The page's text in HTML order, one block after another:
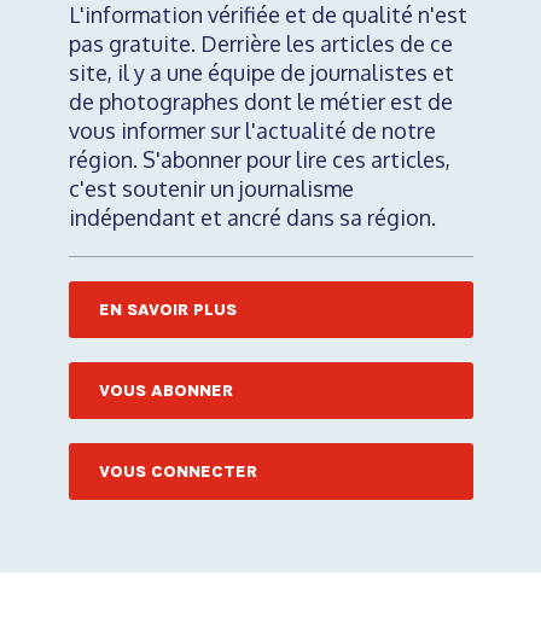
L'information vérifiée et de qualité n'est
pas gratuite. Derrière les articles de ce
site, il y a une équipe de journalistes et
de photographes dont le métier est de
vous informer sur l'actualité de notre
région. S'abonner pour lire ces articles,
c'est soutenir un journalisme
indépendant et ancré dans sa région.
EN SAVOIR PLUS
VOUS ABONNER
VOUS CONNECTER